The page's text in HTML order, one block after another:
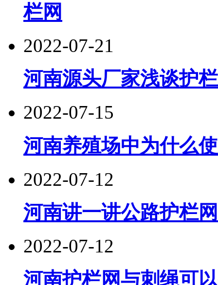
栏网
2022-07-21
河南源头厂家浅谈护
2022-07-15
河南养殖场中为什么
2022-07-12
河南讲一讲公路护栏
2022-07-12
河南护栏网与刺绳可